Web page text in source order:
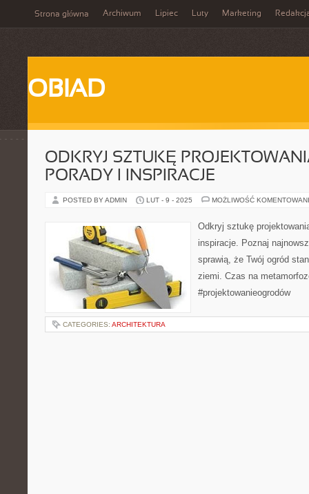
Strona główna Archiwum Lipiec Luty Marketing
OBIAD
ODKRYJ SZTUKĘ
PORADY I INSPIRACJE
POSTED BY ADMIN LUT - 9 - 2025 MOŻLIWOŚĆ
Odkryj sztukę
inspiracje. Poznaj
sprawią, że Twój ogród
ziemi. Czas na
#projektowanieogrodów
CATEGORIES: ARCHITEKTURA